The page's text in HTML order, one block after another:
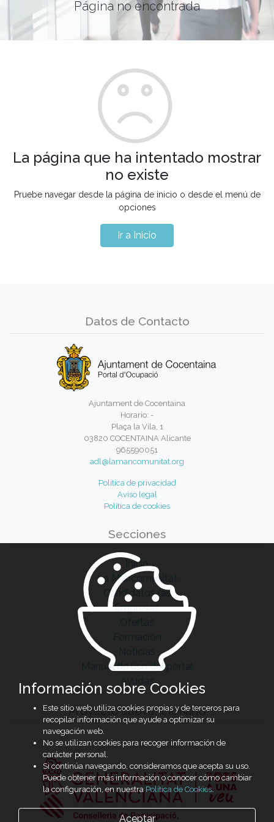
Página no encontrada
La página que ha intentado mostrar
no existe
Pruebe navegar desde la página de inicio o desde el menú de
opciones
Ir a Inicio
Datos de Contacto
Ajuntament de Cocentaina
Horario: -
Plaça la Vila, 1
03820 COCENTAINA Alicante
965590051
adl@lamancomunitat.org
Política de privacidad
Aviso legal
Política de cookies
Secciones
Inicio
La Mancomunitat
Candidatos/as
Empresas
Ofertas
Formación
Noticias
Manual de uso del portal
Ayudas
Proyecto subvencionado
Información sobre Cookies
Este sitio web utiliza cookies propias y de terceros para
recopilar información que ayude a optimizar su
navegación web.
No se utilizan cookies para recoger información de
carácter personal.
Si continúa navegando, consideramos que acepta su uso.
Puede obtener más información o conocer cómo cambiar
la configuración, en nuestra Política de Cookies.
Aceptar